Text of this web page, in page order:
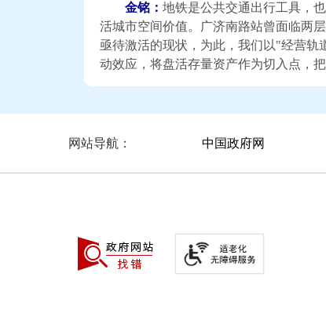
金铭 ： 地铁是公共交通出行工具，
活城市空间价值。广济南路站曾面临两
亟待激活的现状，为此，我们以"经营
动效应，将盘活存量资产作为切入点，
节点"延伸。
入创新活力，使地铁网络成为串联生活
刘先生：
5号线列车车厢里闷热，
5号线电客车空调模式根据
设定为25度。我们也会安排工作人员每
据变化情况、天气情况及客流变化，适
网站导航： 中国政府网